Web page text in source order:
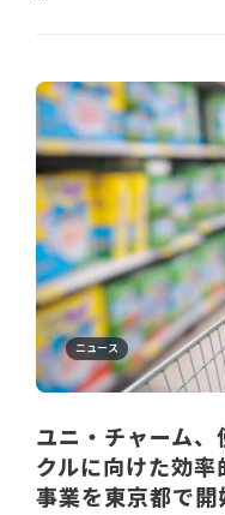
ニュース
ユニ・チャーム、
クルに向けた効
事業を東京都で